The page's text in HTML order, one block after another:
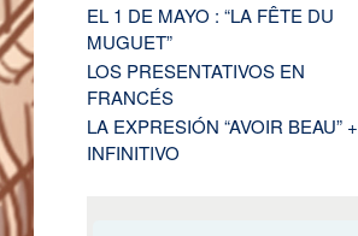
EL 1 DE MAYO : “LA FÊTE DU
MUGUET”
LOS PRESENTATIVOS EN
FRANCÉS
LA EXPRESIÓN “AVOIR BEAU”
INFINITIVO